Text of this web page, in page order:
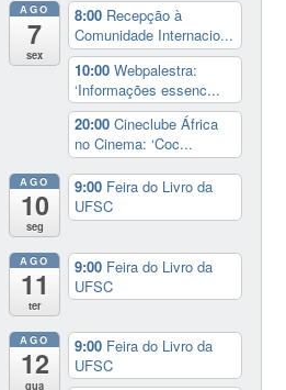
AGO
7
sex
8:00 Recepção à
Comunidade Internacio...
10:00Webpalestra:
‘Informações essenc...
20:00Cineclube África
no Cinema: ‘Coc...
AGO
10
seg
9:00 Feira do Livro da
UFSC
AGO
11
ter
9:00 Feira do Livro da
UFSC
AGO
12
qua
9:00 Feira do Livro da
UFSC